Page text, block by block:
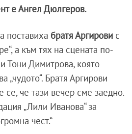
е Ангел Дюлгеров.
поставиха братя Аргирови с
а към тях на сцената по-
Тони Димитрова, която
„чудото“. Братя Аргирови
се, че тази вечер сме заедно.
„Лили Иванова“ за
чест.“